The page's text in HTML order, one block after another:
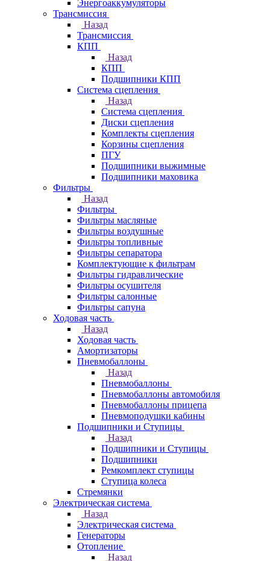
Энергоаккумуляторы
Трансмиссия
Назад
Трансмиссия
КПП
Назад
КПП
Подшипники КПП
Система сцепления
Назад
Система сцепления
Диски сцепления
Комплекты сцепления
Корзины сцепления
ПГУ
Подшипники выжимные
Подшипники маховика
Фильтры
Назад
Фильтры
Фильтры масляные
Фильтры воздушные
Фильтры топливные
Фильтры сепаратора
Комплектующие к фильтрам
Фильтры гидравлические
Фильтры осушителя
Фильтры салонные
Фильтры сапуна
Ходовая часть
Назад
Ходовая часть
Амортизаторы
Пневмобаллоны
Назад
Пневмобаллоны
Пневмобаллоны автомобиля
Пневмобаллоны прицепа
Пневмоподушки кабины
Подшипники и Ступицы
Назад
Подшипники и Ступицы
Подшипники
Ремкомплект ступицы
Ступица колеса
Стремянки
Электрическая система
Назад
Электрическая система
Генераторы
Отопление
Назад